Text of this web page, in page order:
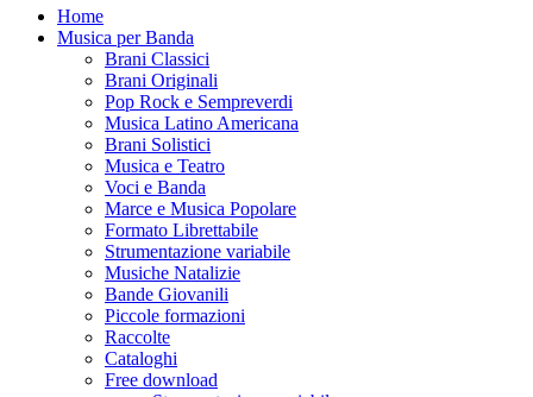
Home
Musica per Banda
Brani Classici
Brani Originali
Pop Rock e Sempreverdi
Musica Latino Americana
Brani Solistici
Musica e Teatro
Voci e Banda
Marce e Musica Popolare
Formato Librettabile
Strumentazione variabile
Musiche Natalizie
Bande Giovanili
Piccole formazioni
Raccolte
Cataloghi
Free download